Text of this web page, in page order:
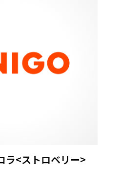
ラ<ストロベリー>